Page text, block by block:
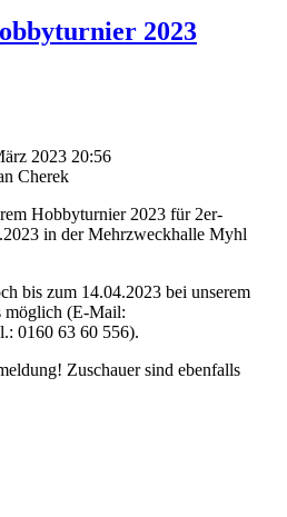
2023
2023 20:56
Cherek
Hobbyturnier 2023 für 2er-
in der Mehrzweckhalle Myhl
bis zum 14.04.2023 bei unserem
möglich (E-Mail:
0160 63 60 556).
Zuschauer sind ebenfalls